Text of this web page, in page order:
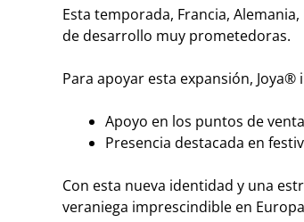
Esta temporada, Francia,
de desarrollo muy prometedoras.
Para apoyar esta expansión,
Apoyo en los puntos de
Presencia destacada en
Con esta nueva identidad y una
veraniega imprescindible en